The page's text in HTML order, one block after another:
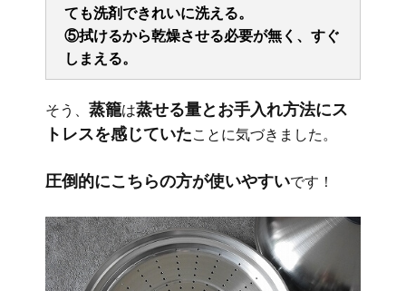
ても洗剤できれいに洗える。
⑤拭けるから乾燥させる必要が無く、すぐ
しまえる。
そう、 蒸籠は蒸せる量とお手入れ方法にス
トレスを感じていたことに気づきました。
圧倒的にこちらの方が使いやすいです！